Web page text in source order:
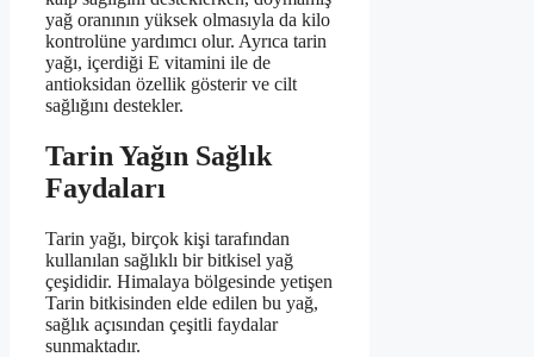
yağ oranının yüksek olmasıyla da kilo
kontrolüne yardımcı olur. Ayrıca tarin
yağı, içerdiği E vitamini ile de
antioksidan özellik gösterir ve cilt
sağlığını destekler.
Tarin Yağın Sağlık
Faydaları
Tarin yağı, birçok kişi tarafından
kullanılan sağlıklı bir bitkisel yağ
çeşididir. Himalaya bölgesinde yetişen
Tarin bitkisinden elde edilen bu yağ,
sağlık açısından çeşitli faydalar
sunmaktadır.